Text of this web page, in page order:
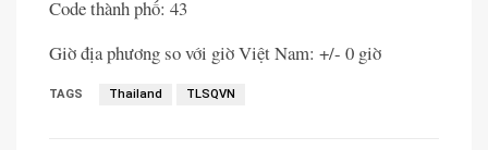
Code thành phố: 43
Giờ địa phương so với giờ Việt Nam: +/- 0 giờ
TAGS Thailand TLSQVN